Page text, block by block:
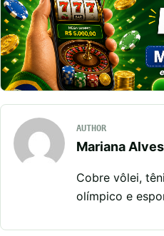
AUTHOR
Mariana Alves
Cobre vôlei,
olímpico e